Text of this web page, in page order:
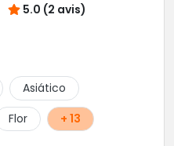
5.0 (2 avis)
Asiático
Flor + 13